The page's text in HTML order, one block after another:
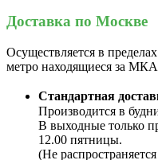
Доставка по Москве
Осуществляется в
метро находящиеся за
Стандартная
Производится в
В выходные только
12.00 пятницы.
(Не